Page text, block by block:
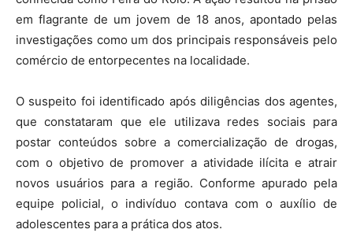
em flagrante de um jovem de 18 anos, apontado pelas
investigações como um dos principais responsáveis pelo
comércio de entorpecentes na localidade.
O suspeito foi identificado após diligências dos agentes,
que constataram que ele utilizava redes sociais para
postar conteúdos sobre a comercialização de drogas,
com o objetivo de promover a atividade ilícita e atrair
novos usuários para a região. Conforme apurado pela
equipe policial, o indivíduo contava com o auxílio de
adolescentes para a prática dos atos.